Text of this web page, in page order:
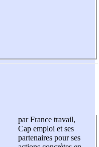
par France travail,
Cap emploi et ses
partenaires pour ses